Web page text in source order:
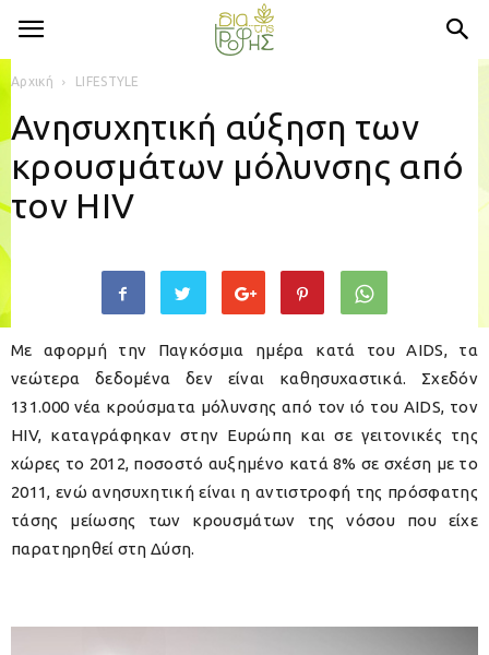
Αρχική LIFESTYLE
Ανησυχητική αύξηση των
κρουσμάτων μόλυνσης από
τον HIV
Με αφορμή την Παγκόσμια ημέρα κατά του AIDS, τα
νεώτερα δεδομένα δεν είναι καθησυχαστικά. Σχεδόν
131.000 νέα κρούσματα μόλυνσης από τον ιό του AIDS, τον
HIV, καταγράφηκαν στην Ευρώπη και σε γειτονικές της
χώρες το 2012, ποσοστό αυξημένο κατά 8% σε σχέση με το
2011, ενώ ανησυχητική είναι η αντιστροφή της πρόσφατης
τάσης μείωσης των κρουσμάτων της νόσου που είχε
παρατηρηθεί στη Δύση.